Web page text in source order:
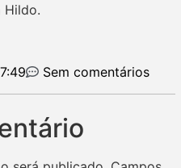
Hildo.
Sem comentários